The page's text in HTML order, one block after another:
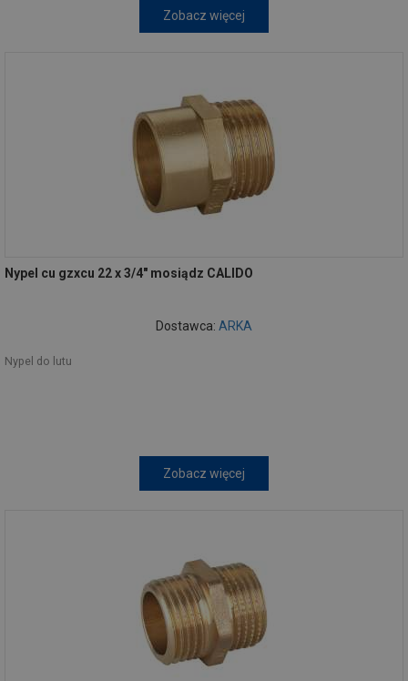
Zobacz więcej
Nypel cu gzxcu 22 x 3/4" mosiądz CALIDO
Dostawca: ARKA
Nypel do lutu
Zobacz więcej